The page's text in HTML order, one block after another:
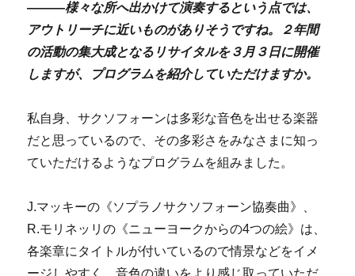
―――様々な所へ出かけて演奏するという点では、
アウトリーチに近いものがありそうですね。２年間
の活動の集大成となるリサイタルを３月３日に開催
しますが、プログラムを紹介していただけますか。
私自身、サクソフォーンは多彩な音色を出せる楽器
だと思っているので、その多彩さをみなさまに知っ
ていただけるようなプログラムを組みました。
J.マッキーの《ソプラノサクソフォーン協奏曲》、
R.モリネッリの《ニューヨークからの4つの絵》は、
各楽章にタイトルが付いているので情景などをイメ